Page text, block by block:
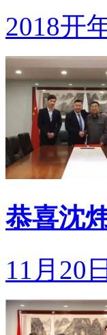
2018开
恭喜沈
11月20